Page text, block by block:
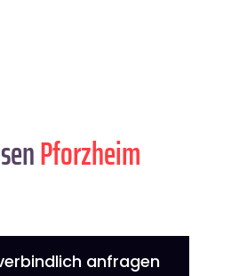
Pforzheim
anfragen